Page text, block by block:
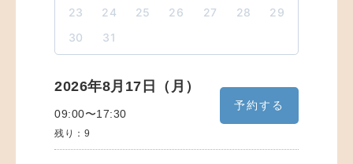
23
24 25 26 27 28
29
30
31
2026年8月17日（月）
09:00〜17:30
残り： 9
予約する